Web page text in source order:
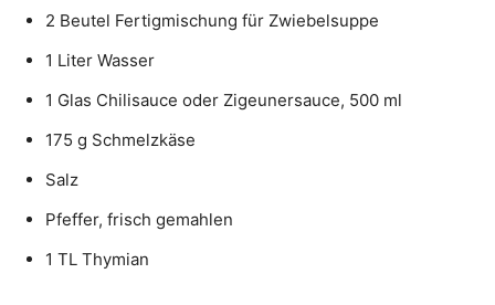
2 Beutel Fertigmischung für Zwiebelsuppe
1 Liter Wasser
1 Glas Chilisauce oder Zigeunersauce, 500 ml
175 g Schmelzkäse
Salz
Pfeffer, frisch gemahlen
1 TL Thymian